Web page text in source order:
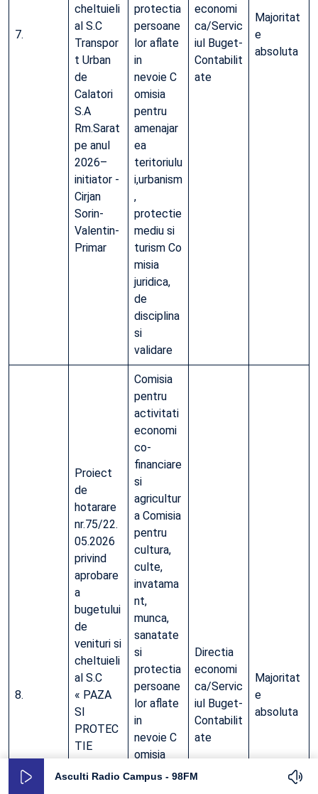
7.
cheltuieli
al S.C
Transpor
t Urban
de
Calatori
S.A
Rm.Sarat
pe anul
2026–
initiator -
Cirjan
Sorin-
Valentin-
Primar
protectia
persoane
lor aflate
in
nevoie C
omisia
pentru
amenajar
ea
teritoriulu
i,urbanism
,
protectie
mediu si
turism Co
misia
juridica,
de
disciplina
si
validare
economi
ca/Servic
iul Buget-
Contabilit
ate
Majoritat
e
absoluta
8.
Proiect
de
hotarare
nr.75/22.
05.2026
privind
aprobare
a
bugetului
de
venituri si
cheltuieli
al S.C
« PAZA
SI
PROTEC
TIE
S.R.L
Comisia
pentru
activitati
economi
co-
financiare
si
agricultur
a Comisia
pentru
cultura,
culte,
invatama
nt,
munca,
sanatate
si
protectia
persoane
lor aflate
in
nevoie C
omisia
Directia
economi
ca/Servic
iul Buget-
Contabilit
ate
Majoritat
e
absoluta
Asculti Radio Campus - 98FM